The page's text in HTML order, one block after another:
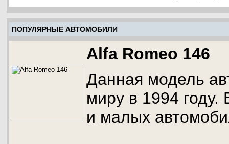
ПОПУЛЯРНЫЕ АВТОМОБИЛИ
Alfa Romeo 146
Данная модель
миру в 1994 году.
и малых